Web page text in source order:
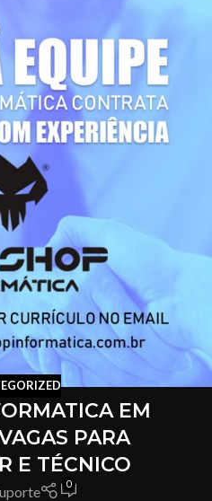
EM
PARA
E TÉCNICO
0